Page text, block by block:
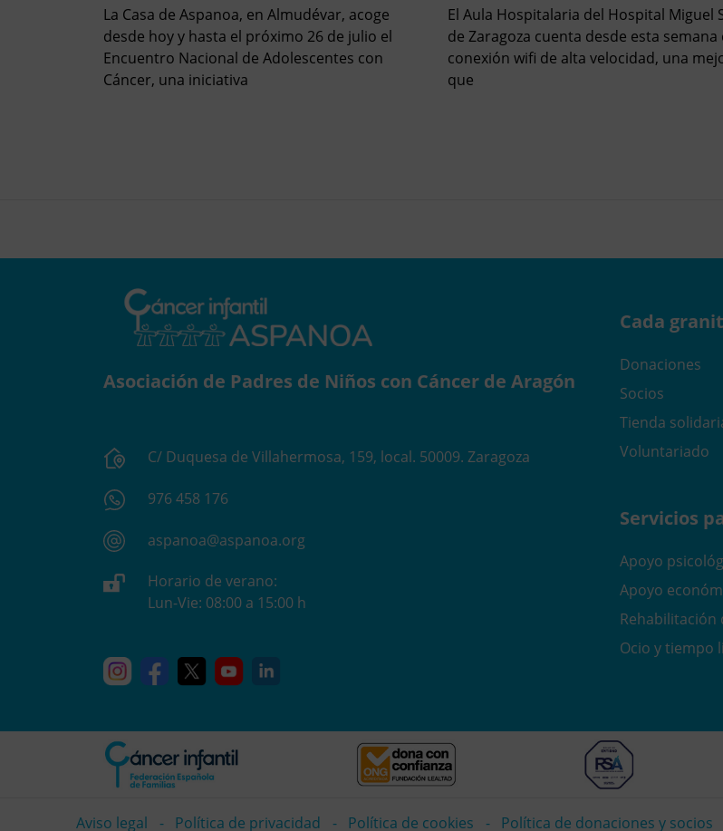
La Casa de Aspanoa, en Almudévar, acoge
desde hoy y hasta el próximo 26 de julio el
Encuentro Nacional de Adolescentes con
Cáncer, una iniciativa
El Aula Hospitalaria del Hospital Miguel
de Zaragoza cuenta desde esta semana
conexión wifi de alta velocidad, una
que
Asociación de Padres de Niños con Cáncer de Aragón
C/ Duquesa de Villahermosa, 159, local. 50009. Zaragoza
976 458 176
aspanoa@aspanoa.org
Horario de verano:
Lun-Vie: 08:00 a 15:00 h
InstagramFacebook
X YouTube
Cada
Donaciones
Socios
Tienda
Voluntariado
Servicios
Apoyo
Apoyo
Rehabilitación
Ocio y tiempo
Aviso legal Política de privacidad Política de cookies Política de donaciones y socios